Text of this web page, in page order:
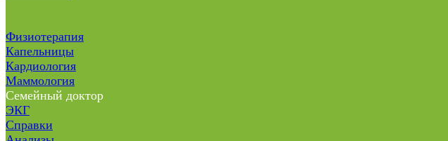
Физиотерапия
Капельницы
Кардиология
Маммология
Семейный доктор
ЭКГ
Справки